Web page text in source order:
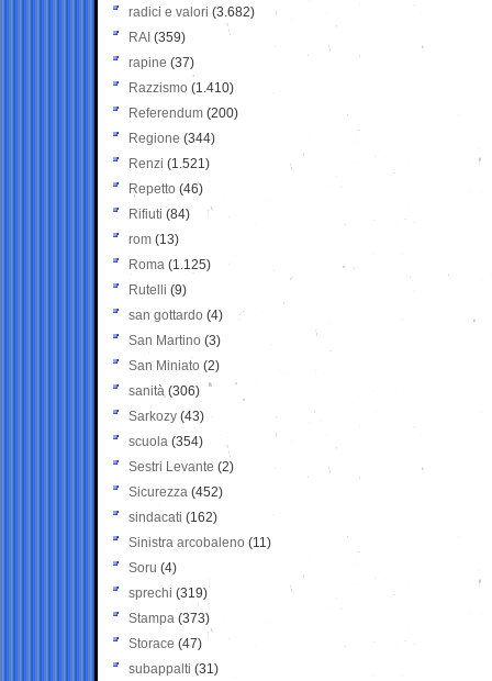
radici e valori (3.682)
RAI (359)
rapine (37)
Razzismo (1.410)
Referendum (200)
Regione (344)
Renzi (1.521)
Repetto (46)
Rifiuti (84)
rom (13)
Roma (1.125)
Rutelli (9)
san gottardo (4)
San Martino (3)
San Miniato (2)
sanità (306)
Sarkozy (43)
scuola (354)
Sestri Levante (2)
Sicurezza (452)
sindacati (162)
Sinistra arcobaleno (11)
Soru (4)
sprechi (319)
Stampa (373)
Storace (47)
subappalti (31)